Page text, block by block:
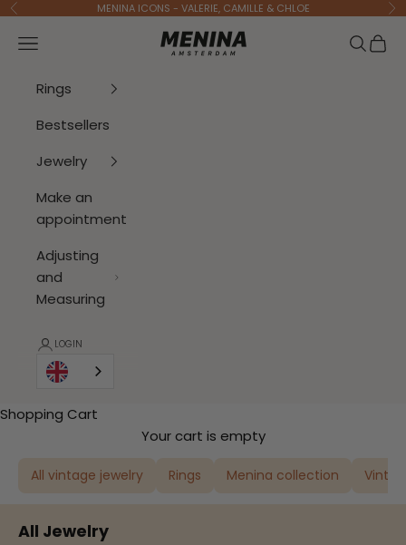
To Content
Previous MENINA ICONS - VALERIE, CAMILLE & CHLOE
Menina Amsterdam
Open navigation menu Open
Rings
Bestsellers
Jewelry
Make an
appointment
Adjusting
and
Measuring
LOGIN
Shopping Cart
Your cart is empty
All vintage jewelry Rings Menina collection
All Jewelry